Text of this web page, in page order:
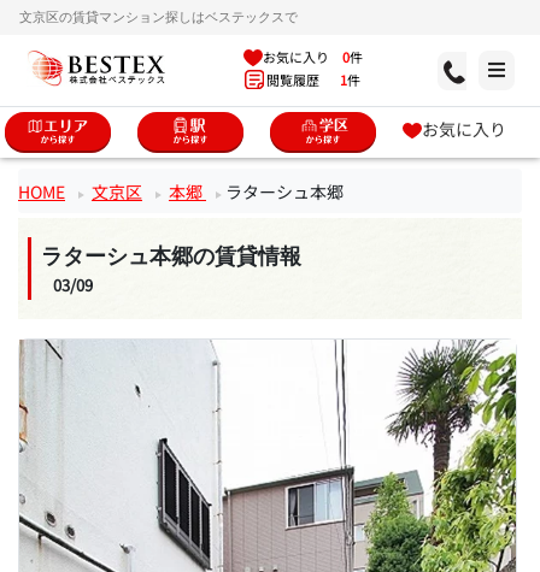
文京区の賃貸マンション探しはベステックスで
お気に入り 0件
閲覧履歴 1件
お気に入り
HOME 文京区 本郷 ラターシュ本郷
ラターシュ本郷の賃貸情報
03/09